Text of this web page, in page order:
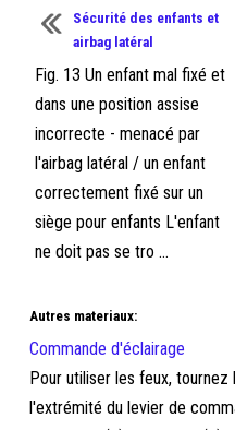
Sécurité des enfants et
airbag latéral
Fig. 13 Un enfant mal fixé et
dans une position assise
incorrecte - menacé par
l'airbag latéral / un enfant
correctement fixé sur un
siège pour enfants L'enfant
ne doit pas se tro ...
Autres materiaux:
Commande d'éclairage
Pour utiliser les feux,
l'extrémité du levier de